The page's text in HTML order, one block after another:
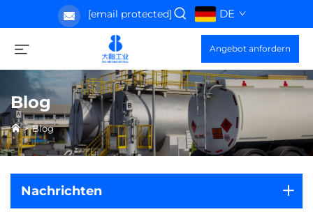
[email protected] DE
Angebot anfordern
Blog
>Blog
Nachrichten